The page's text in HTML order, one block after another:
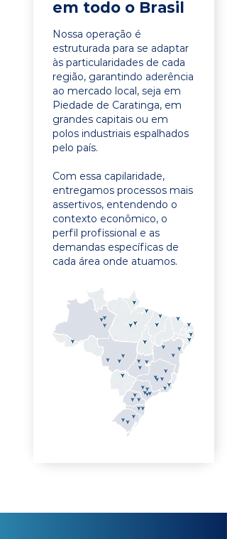
em todo o Brasil
Nossa operação é
estruturada para se adaptar
às particularidades de cada
região, garantindo aderência
ao mercado local, seja em
Piedade de Caratinga, em
grandes capitais ou em
polos industriais espalhados
pelo país.
Com essa capilaridade,
entregamos processos mais
assertivos, entendendo o
contexto econômico, o
perfil profissional e as
demandas específicas de
cada área onde atuamos.